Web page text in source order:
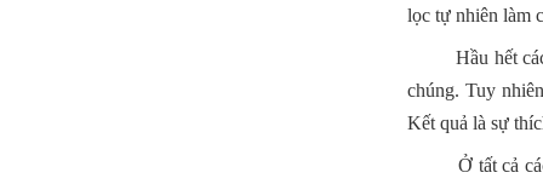
lọc tự nhiên làm
Hầu hết các
chúng. Tuy
Kết quả là sự
Ở tất cả các